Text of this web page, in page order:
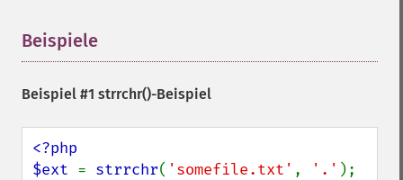
Beispiele
Beispiel #1 strrchr()-Beispiel
<?php
$ext = strrchr( 'somefile.txt' , '.' );